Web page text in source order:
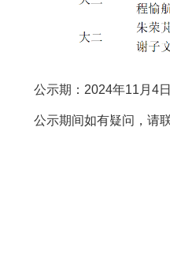
公示期：2024年11月4
公示期间如有疑问，请